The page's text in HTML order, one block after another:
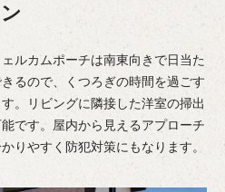
ルカムポーチは南東向きで日当た
るので、くつろぎの時間を過ごす
。リビングに隣接した洋室の掃出
です。屋内から見えるアプローチ
りやすく防犯対策にもなります。